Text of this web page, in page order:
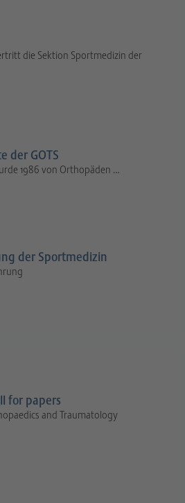
die Sektion Sportmedizin der
der GOTS
1986 von Orthopäden …
der Sportmedizin
for papers
and Traumatology